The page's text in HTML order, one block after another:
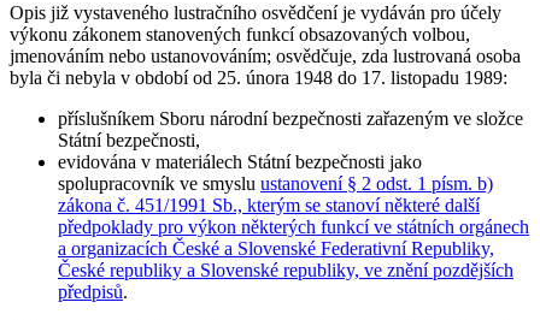
Opis již vystaveného lustračního osvědčení je vydáván pro účely
výkonu zákonem stanovených funkcí obsazovaných volbou,
jmenováním nebo ustanovováním; osvědčuje, zda lustrovaná osoba
byla či nebyla v období od 25. února 1948 do 17. listopadu 1989:
příslušníkem Sboru národní bezpečnosti zařazeným ve složce
Státní bezpečnosti,
evidována v materiálech Státní bezpečnosti jako
spolupracovník ve smyslu ustanovení § 2 odst. 1 písm. b)
zákona č. 451/1991 Sb., kterým se stanoví některé další
předpoklady pro výkon některých funkcí ve státních orgánech
a organizacích České a Slovenské Federativní Republiky,
České republiky a Slovenské republiky, ve znění pozdějších
předpisů.